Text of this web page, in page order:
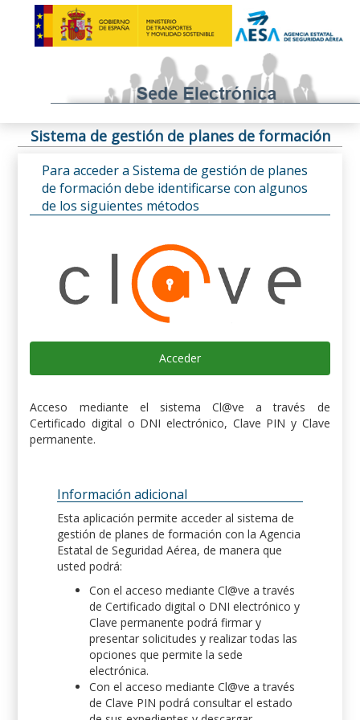
Sistema de gestión de planes de formación
Para acceder a Sistema de gestión de planes
de formación debe identificarse con algunos
de los siguientes métodos
Acceder
Acceso mediante el sistema Cl@ve a través de
Certificado digital o DNI electrónico, Clave PIN y Clave
permanente.
Información adicional
Esta aplicación permite acceder al sistema de
gestión de planes de formación con la Agencia
Estatal de Seguridad Aérea, de manera que
usted podrá:
Con el acceso mediante Cl@ve a través
de Certificado digital o DNI electrónico y
Clave permanente podrá firmar y
presentar solicitudes y realizar todas las
opciones que permite la sede
electrónica.
Con el acceso mediante Cl@ve a través
de Clave PIN podrá consultar el estado